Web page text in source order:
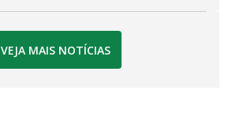
VEJA MAIS NOTÍCIAS